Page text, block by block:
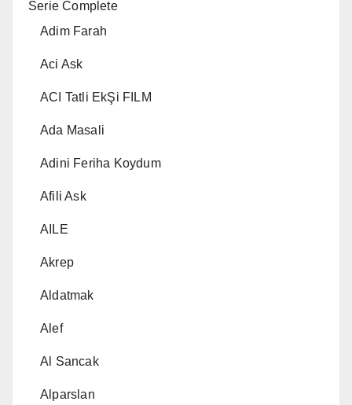
Serie Complete
Adim Farah
Aci Ask
ACI Tatli EkŞi FILM
Ada Masali
Adini Feriha Koydum
Afili Ask
AILE
Akrep
Aldatmak
Alef
Al Sancak
Alparslan